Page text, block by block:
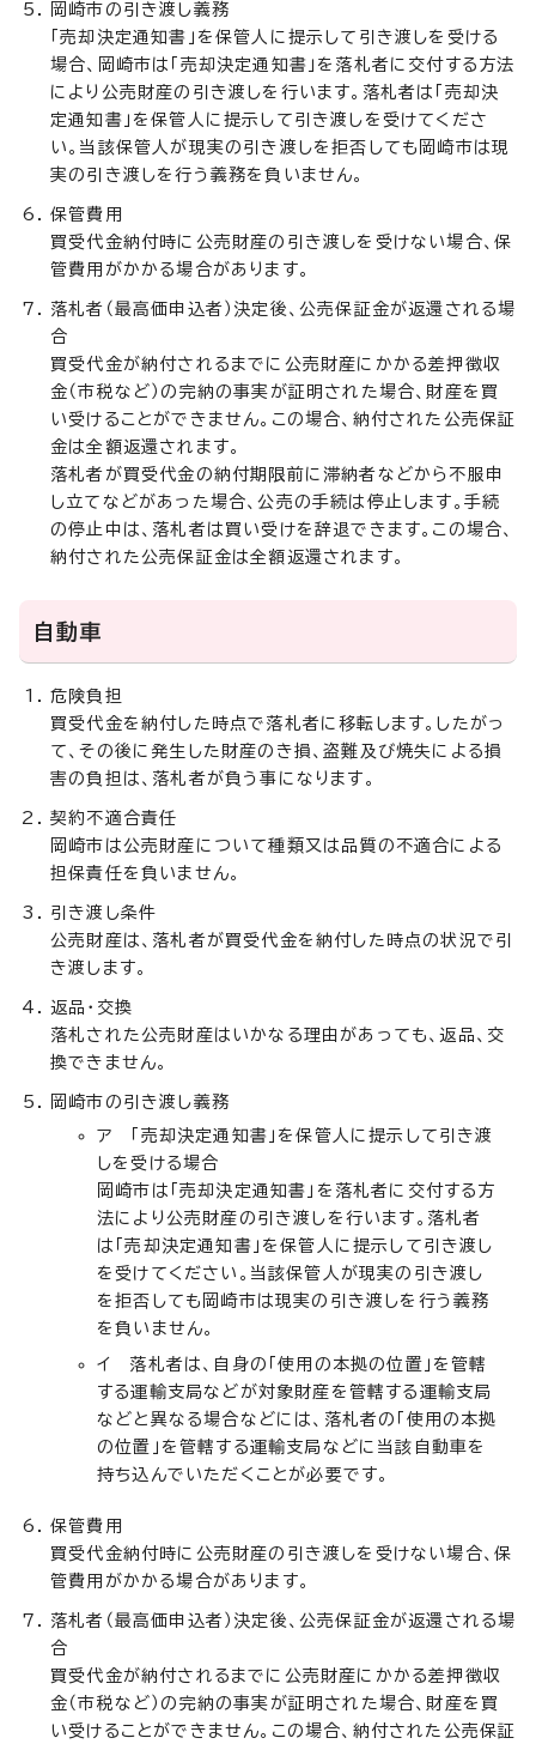
岡崎市の引き渡し義務
「売却決定通知書」を保管人に提示して引き渡しを受ける
場合、岡崎市は「売却決定通知書」を落札者に交付する方法
により公売財産の引き渡しを行います。落札者は「売却決
定通知書」を保管人に提示して引き渡しを受けてくださ
い。当該保管人が現実の引き渡しを拒否しても岡崎市は現
実の引き渡しを行う義務を負いません。
保管費用
買受代金納付時に公売財産の引き渡しを受けない場合、保
管費用がかかる場合があります。
落札者（最高価申込者）決定後、公売保証金が返還される場
合
買受代金が納付されるまでに公売財産にかかる差押徴収
金（市税など）の完納の事実が証明された場合、財産を買
い受けることができません。この場合、納付された公売保証
金は全額返還されます。
落札者が買受代金の納付期限前に滞納者などから不服申
し立てなどがあった場合、公売の手続は停止します。手続
の停止中は、落札者は買い受けを辞退できます。この場合、
納付された公売保証金は全額返還されます。
自動車
危険負担
買受代金を納付した時点で落札者に移転します。したがっ
て、その後に発生した財産のき損、盗難及び焼失による損
害の負担は、落札者が負う事になります。
契約不適合責任
岡崎市は公売財産について種類又は品質の不適合による
担保責任を負いません。
引き渡し条件
公売財産は、落札者が買受代金を納付した時点の状況で引
き渡します。
返品・交換
落札された公売財産はいかなる理由があっても、返品、交
換できません。
岡崎市の引き渡し義務
ア 「売却決定通知書」を保管人に提示して引き渡
しを受ける場合
岡崎市は「売却決定通知書」を落札者に交付する方
法により公売財産の引き渡しを行います。落札者
は「売却決定通知書」を保管人に提示して引き渡し
を受けてください。当該保管人が現実の引き渡し
を拒否しても岡崎市は現実の引き渡しを行う義務
を負いません。
イ 落札者は、自身の「使用の本拠の位置」を管轄
する運輸支局などが対象財産を管轄する運輸支局
などと異なる場合などには、落札者の「使用の本拠
の位置」を管轄する運輸支局などに当該自動車を
持ち込んでいただくことが必要です。
保管費用
買受代金納付時に公売財産の引き渡しを受けない場合、保
管費用がかかる場合があります。
落札者（最高価申込者）決定後、公売保証金が返還される場
合
買受代金が納付されるまでに公売財産にかかる差押徴収
金（市税など）の完納の事実が証明された場合、財産を買
い受けることができません。この場合、納付された公売保証